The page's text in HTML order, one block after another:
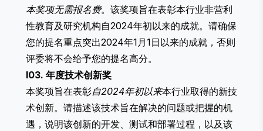
本奖项无需报名费。该奖项旨在表彰本行业非营利
性教育及研究机构自2024年初以来的成就。请确保
您的提名重点突出2024年1月1日以来的成就，否则
评委将不会给予您的提名高分。
I03. 年度技术创新奖
本奖项旨在表彰自2024年初以来本行业取得的新技
术创新。请描述该技术旨在解决的问题或把握的机
遇，说明该创新的开发、测试和部署过程，以及该